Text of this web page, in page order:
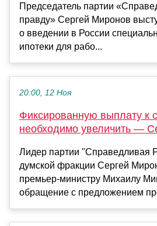
Председатель партии
правду» Сергей Миронов
о введении в России
ипотеки для рабо...
20:00, 12 Ноя
Фиксированную выплату к
необходимо увеличить —
Лидер партии "Справедливая
думской фракции Сергей
премьер-министру Михаилу
обращение с предложением